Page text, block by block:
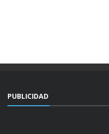
PUBLICIDAD